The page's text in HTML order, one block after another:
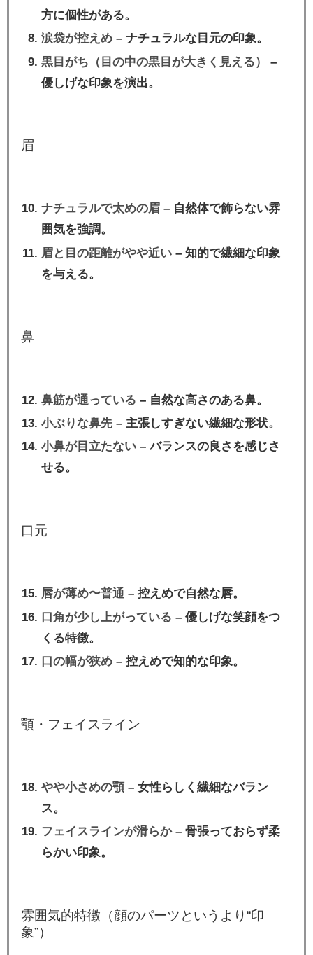
方に個性がある。
涙袋が控えめ – ナチュラルな目元の印象。
黒目がち（目の中の黒目が大きく見える）
–
優しげな印象を演出。
眉
ナチュラルで太めの眉 – 自然体で飾らない雰
囲気を強調。
眉と目の距離がやや近い – 知的で繊細な印象
を与える。
鼻
鼻筋が通っている – 自然な高さのある鼻。
小ぶりな鼻先– 主張しすぎない繊細な形状。
小鼻が目立たない – バランスの良さを感じさ
せる。
口元
唇が薄め〜普通 – 控えめで自然な唇。
口角が少し上がっている – 優しげな笑顔をつ
くる特徴。
口の幅が狭め – 控えめで知的な印象。
顎・フェイスライン
やや小さめの顎 – 女性らしく繊細なバラン
ス。
フェイスラインが滑らか– 骨張っておらず柔
らかい印象。
雰囲気的特徴（顔のパーツというより“印
象”）